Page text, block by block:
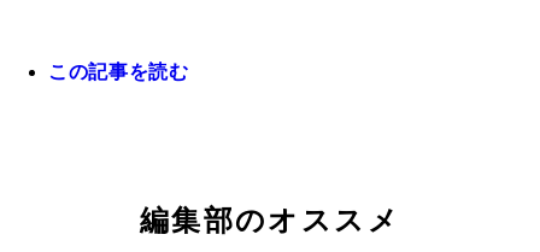
この記事を読む
編集部のオススメ